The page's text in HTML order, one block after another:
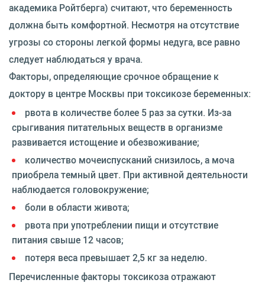
академика Ройтберга) считают, что беременность
должна быть комфортной. Несмотря на отсутствие
угрозы со стороны легкой формы недуга, все равно
следует наблюдаться у врача.
Факторы, определяющие срочное обращение к
доктору в центре Москвы при токсикозе беременных:
рвота в количестве более 5 раз за сутки. Из-за
срыгивания питательных веществ в организме
развивается истощение и обезвоживание;
количество мочеиспусканий снизилось, а моча
приобрела темный цвет. При активной деятельности
наблюдается головокружение;
боли в области живота;
рвота при употреблении пищи и отсутствие
питания свыше 12 часов;
потеря веса превышает 2,5 кг за неделю.
Перечисленные факторы токсикоза отражают